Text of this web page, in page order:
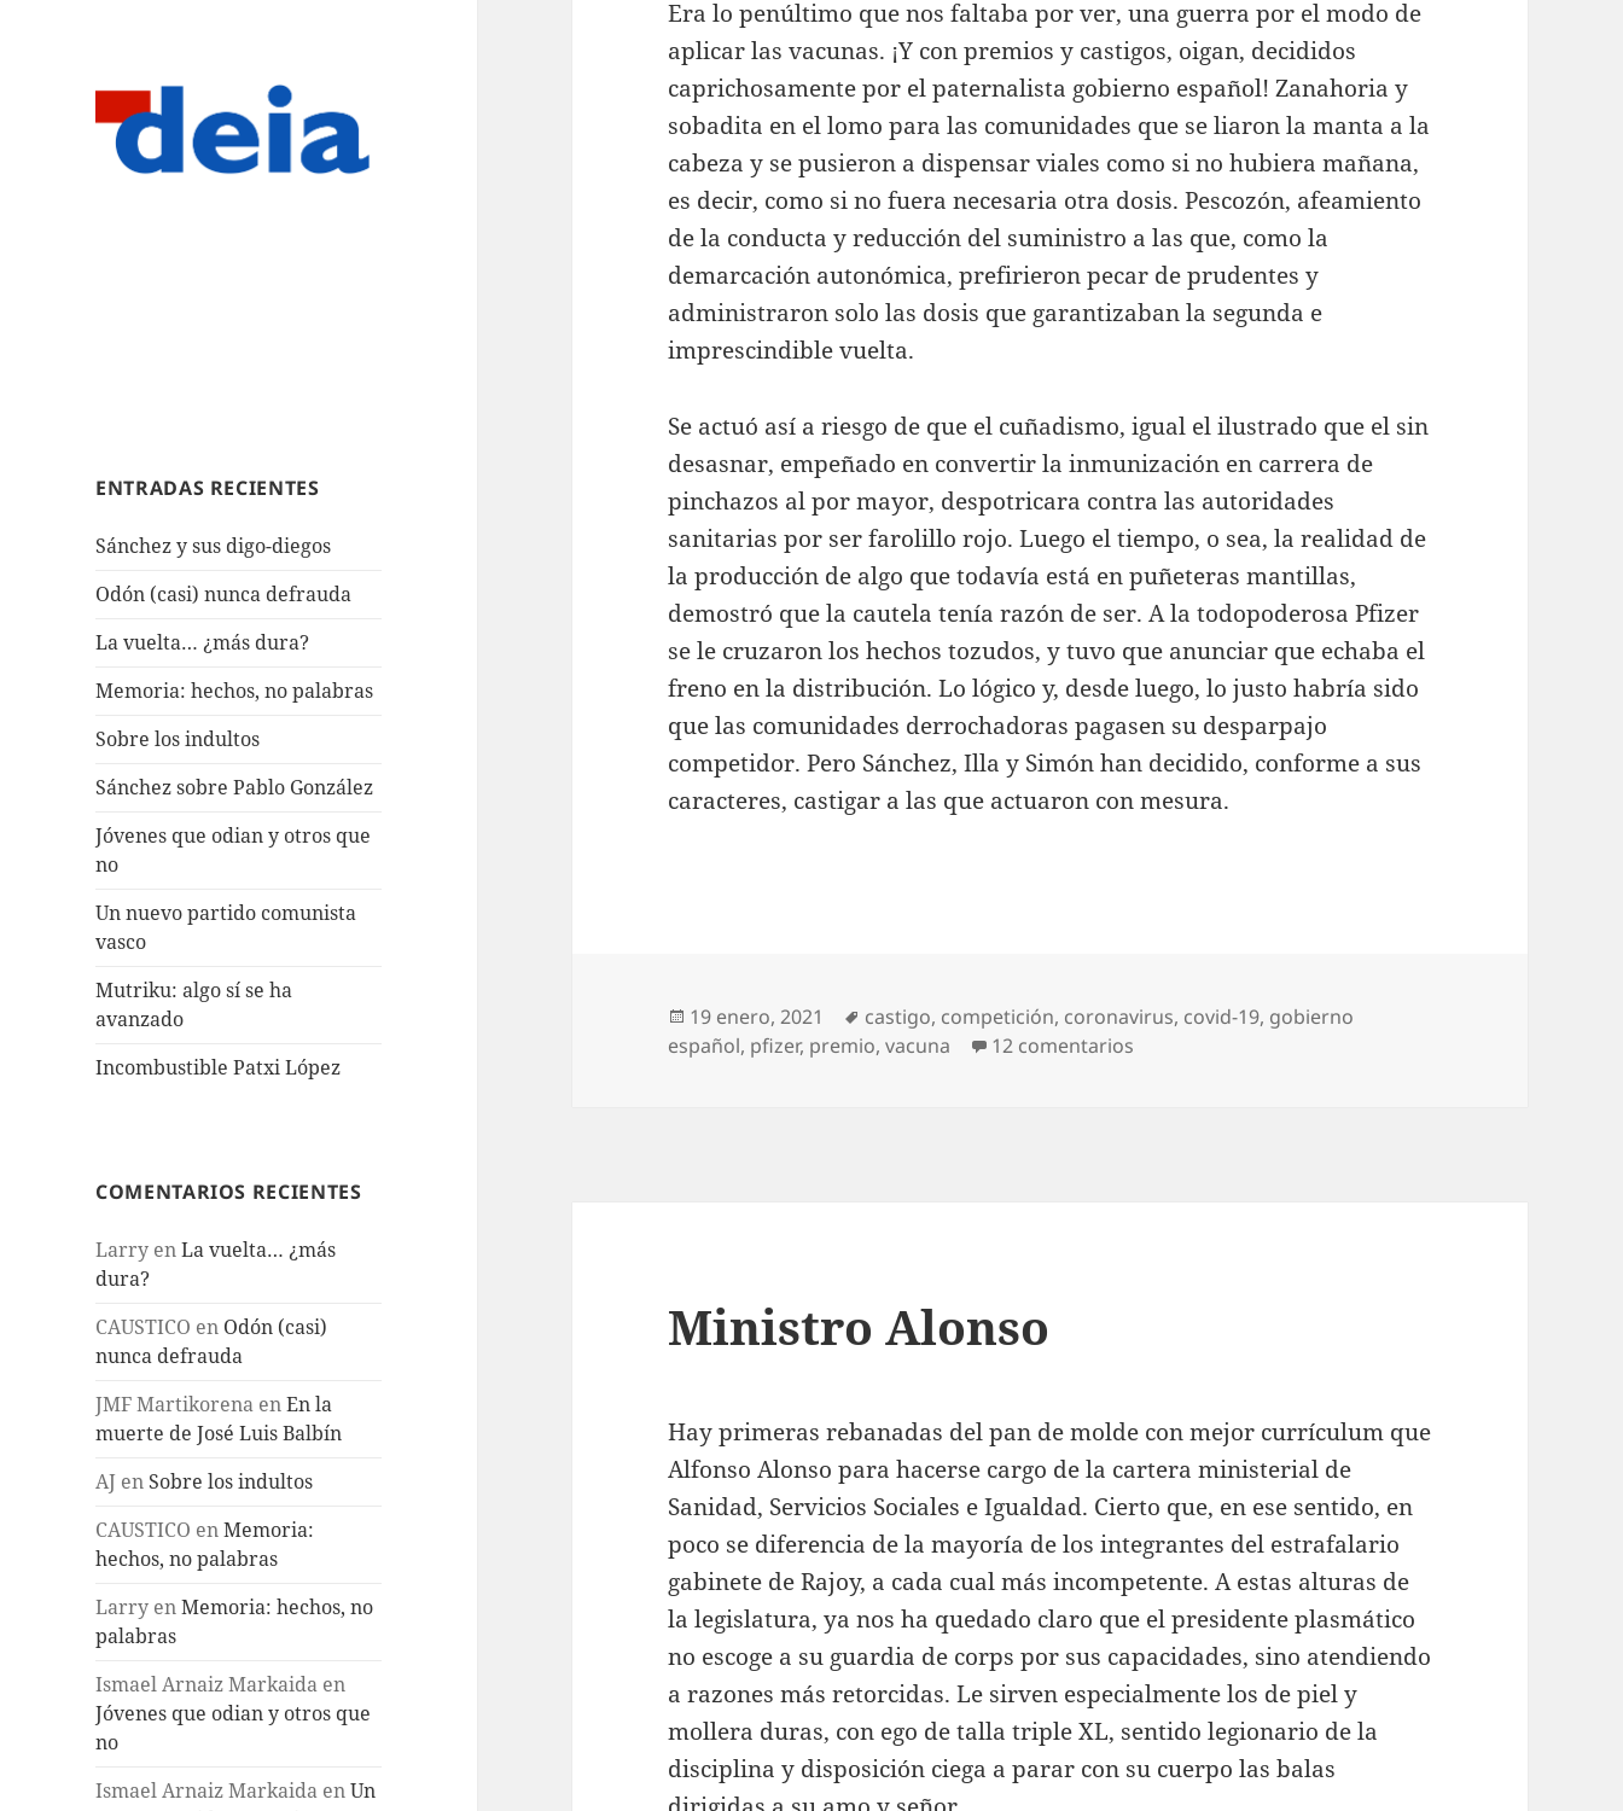
ENTRADAS RECIENTES
Sánchez y sus digo-diegos
Odón (casi) nunca defrauda
La vuelta… ¿más dura?
Memoria: hechos, no palabras
Sobre los indultos
Sánchez sobre Pablo González
Jóvenes que odian y otros que
no
Un nuevo partido comunista
vasco
Mutriku: algo sí se ha
avanzado
Incombustible Patxi López
COMENTARIOS RECIENTES
Larry enLa vuelta… ¿más
dura?
CAUSTICO en Odón (casi)
nunca defrauda
JMF Martikorena enEn la
muerte de José Luis Balbín
AJ en Sobre los indultos
CAUSTICO enMemoria:
hechos, no palabras
Larry enMemoria: hechos, no
palabras
Ismael Arnaiz Markaida en
Jóvenes que odian y otros que
no
Ismael Arnaiz Markaida enUn
Era lo penúltimo que nos faltaba por ver, una guerra por el modo de
aplicar las vacunas. ¡Y con premios y castigos, oigan, decididos
caprichosamente por el paternalista gobierno español! Zanahoria y
sobadita en el lomo para las comunidades que se liaron la manta a la
cabeza y se pusieron a dispensar viales como si no hubiera mañana,
es decir, como si no fuera necesaria otra dosis. Pescozón, afeamiento
de la conducta y reducción del suministro a las que, como la
demarcación autonómica, prefirieron pecar de prudentes y
administraron solo las dosis que garantizaban la segunda e
imprescindible vuelta.
Se actuó así a riesgo de que el cuñadismo, igual el ilustrado que el sin
desasnar, empeñado en convertir la inmunización en carrera de
pinchazos al por mayor, despotricara contra las autoridades
sanitarias por ser farolillo rojo. Luego el tiempo, o sea, la realidad de
la producción de algo que todavía está en puñeteras mantillas,
demostró que la cautela tenía razón de ser. A la todopoderosa Pfizer
se le cruzaron los hechos tozudos, y tuvo que anunciar que echaba el
freno en la distribución. Lo lógico y, desde luego, lo justo habría sido
que las comunidades derrochadoras pagasen su desparpajo
competidor. Pero Sánchez, Illa y Simón han decidido, conforme a sus
caracteres, castigar a las que actuaron con mesura.
Publicado
el
19 enero, 2021 Etiquetas
castigo, competición, coronavirus, covid-19, gobierno
español, pfizer, premio,vacuna 12 comentarios
Ministro Alonso
Hay primeras rebanadas del pan de molde con mejor currículum que
Alfonso Alonso para hacerse cargo de la cartera ministerial de
Sanidad, Servicios Sociales e Igualdad. Cierto que, en ese sentido, en
poco se diferencia de la mayoría de los integrantes del estrafalario
gabinete de Rajoy, a cada cual más incompetente. A estas alturas de
la legislatura, ya nos ha quedado claro que el presidente plasmático
no escoge a su guardia de corps por sus capacidades, sino atendiendo
a razones más retorcidas. Le sirven especialmente los de piel y
mollera duras, con ego de talla triple XL, sentido legionario de la
disciplina y disposición ciega a parar con su cuerpo las balas